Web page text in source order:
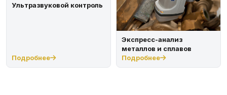
Ультразвуковой контроль
Подробнее
Экспресс-анализ
металлов и сплавов
Подробнее